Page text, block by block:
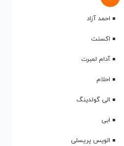
احمد آزاد
اکسنت
آدام لمبرت
احلام
الی گولدینگ
ابی
الویس پریسلی